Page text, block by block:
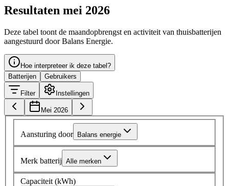
Resultaten mei 2026
Deze tabel toont de maandopbrengst en activiteit van thuisbatterijen
aangestuurd door Balans Energie.
Hoe interpreteer ik deze tabel?
Batterijen
Gebruikers
Filter Instellingen
Mei 2026
Aansturing door Balans energie
Merk batterij Alle merken
Capaciteit (kWh)